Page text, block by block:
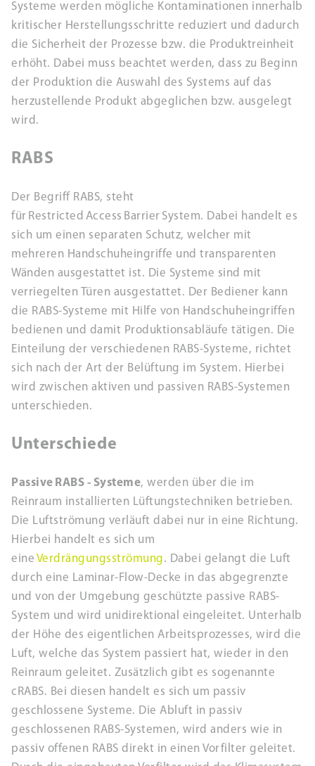
Systeme werden mögliche Kontaminationen innerhalb
kritischer Herstellungsschritte reduziert und dadurch
die Sicherheit der Prozesse bzw. die Produktreinheit
erhöht. Dabei muss beachtet werden, dass zu Beginn
der Produktion die Auswahl des Systems auf das
herzustellende Produkt abgeglichen bzw. ausgelegt
wird.
RABS
Der Begriff RABS, steht
für Restricted Access Barrier System. Dabei handelt es
sich um einen separaten Schutz, welcher mit
mehreren Handschuheingriffe und transparenten
Wänden ausgestattet ist. Die Systeme sind mit
verriegelten Türen ausgestattet. Der Bediener kann
die RABS-Systeme mit Hilfe von Handschuheingriffen
bedienen und damit Produktionsabläufe tätigen. Die
Einteilung der verschiedenen RABS-Systeme, richtet
sich nach der Art der Belüftung im System. Hierbei
wird zwischen aktiven und passiven RABS-Systemen
unterschieden.
Unterschiede
Passive RABS - Systeme, werden über die im
Reinraum installierten Lüftungstechniken betrieben.
Die Luftströmung verläuft dabei nur in eine Richtung.
Hierbei handelt es sich um
eine Verdrängungsströmung. Dabei gelangt die Luft
durch eine Laminar-Flow-Decke in das abgegrenzte
und von der Umgebung geschützte passive RABS-
System und wird unidirektional eingeleitet. Unterhalb
der Höhe des eigentlichen Arbeitsprozesses, wird die
Luft, welche das System passiert hat, wieder in den
Reinraum geleitet. Zusätzlich gibt es sogenannte
cRABS. Bei diesen handelt es sich um passiv
geschlossene Systeme. Die Abluft in passiv
geschlossenen RABS-Systemen, wird anders wie in
passiv offenen RABS direkt in einen Vorfilter geleitet.